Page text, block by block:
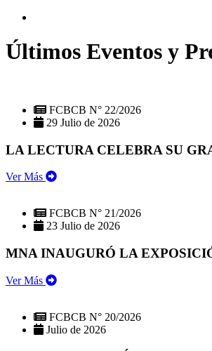
Últimos Eventos y
FCBCB N° 22/2026
29 Julio de 2026
LA LECTURA CELEBRA SU
Ver Más
FCBCB N° 21/2026
23 Julio de 2026
MNA INAUGURÓ LA
Ver Más
FCBCB N° 20/2026
Julio de 2026